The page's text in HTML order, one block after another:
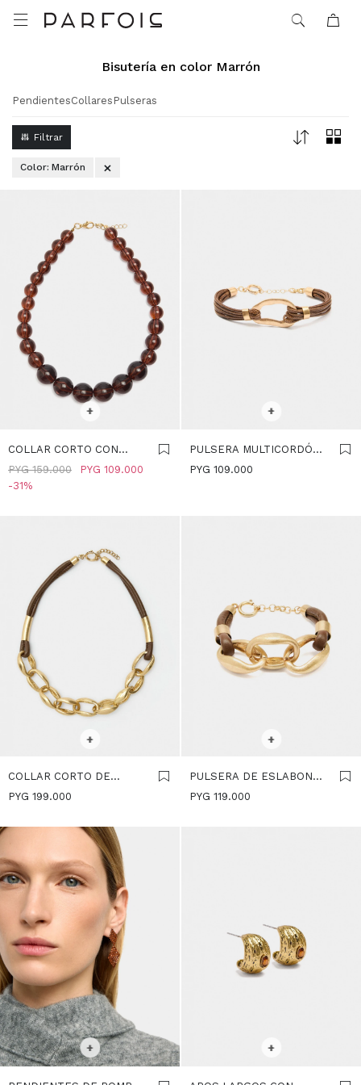

Bisutería en color Marrón
PendientesCollares Pulseras
Color: Marrón
SELECCIONAR TALLE
+
COLLAR CORTO CON
ABALORIOS - MARRON
PYG 109.000
PYG 159.000
31
+
PULSERA MULTICORDÓN
CON ARO - MARRON
PYG 109.000
+
COLLAR CORTO DE
ESLABONES CON
PYG 199.000
+
PULSERA DE ESLABONES
CON CORDÓN - MARRON
PYG 119.000
SELECCIONAR TALLE
+ +